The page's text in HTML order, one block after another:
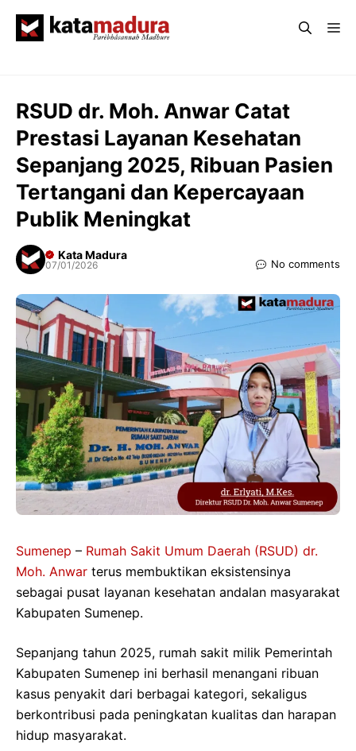
RSUD dr. Moh. Anwar Catat
Prestasi Layanan Kesehatan
Sepanjang 2025, Ribuan Pasien
Tertangani dan Kepercayaan
Publik Meningkat
Kata Madura
07/01/2026 No comments
Sumenep – Rumah Sakit Umum Daerah (RSUD) dr.
Moh. Anwar terus membuktikan eksistensinya
sebagai pusat layanan kesehatan andalan masyarakat
Kabupaten Sumenep.
Sepanjang tahun 2025, rumah sakit milik Pemerintah
Kabupaten Sumenep ini berhasil menangani ribuan
kasus penyakit dari berbagai kategori, sekaligus
berkontribusi pada peningkatan kualitas dan harapan
hidup masyarakat.